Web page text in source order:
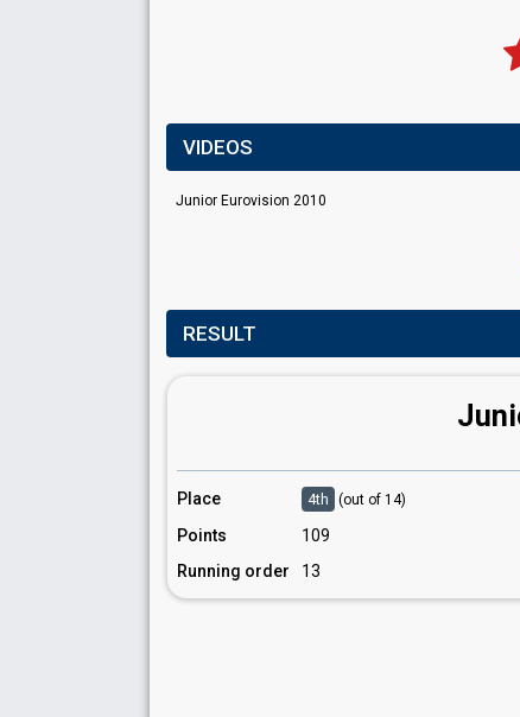
VIDEOS
Junior Eurovision 2010
RESULT
Place 4th (out of 14)
Points
109
Running order
13